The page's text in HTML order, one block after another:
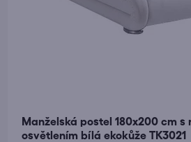
Manželská postel 180x200 cm s
osvětlením bílá ekokůže TK3021